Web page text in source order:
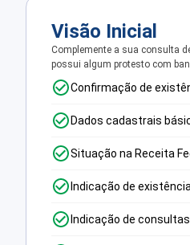
Visão Inicial
Complemente a sua consulta
possui algum protesto com
Confirmação de
Dados cadastrais
Situação na Receita
Indicação de
Indicação de